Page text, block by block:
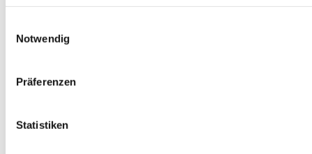
Notwendig
Präferenzen
Statistiken